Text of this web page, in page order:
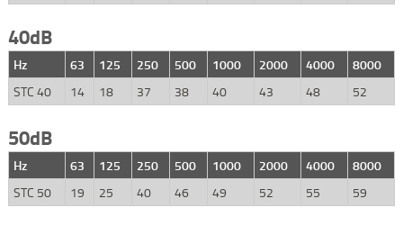
40dB
Hz 63 125 250 500 1000 2000 4000
8000
STC 40
14 18 37 38 40 43 48 52
50dB
Hz 63 125 250 500 1000 2000 4000
8000
STC 50
19 25 40 46 49 52 55 59